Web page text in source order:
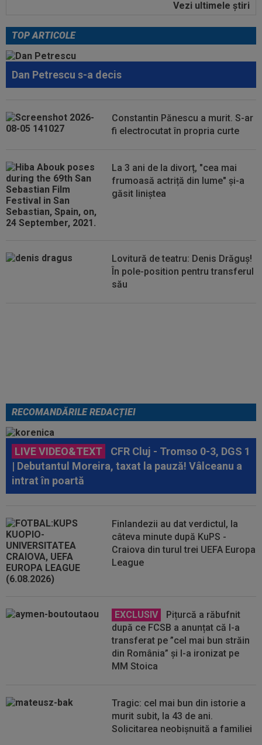
Filipe Coelho a tras concluziile, după KuPS -
20:29 LIVE VIDEO&TEXT
CFR Cluj - Tromso 0-3,
DGS 1 | Debutantul Moreira, taxat la pauză! Vâlceanu
20:24
OFICIAL
PSG a plătit 50.000.000€ și a
20:23 Finlandezii au dat verdictul, la câteva minute
după KuPS - Craiova din turul...
anunțul: ”E principalul nostru...
Vezi ultimele ştiri
TOP ARTICOLE
Dan Petrescu s-a decis
Constantin Pănescu a murit. S-ar
fi electrocutat în propria curte
La 3 ani de la divorț, "cea mai
frumoasă actriță din lume" și-a
găsit liniștea
Lovitură de teatru: Denis Drăguș!
În pole-position pentru transferul
său
RECOMANDĂRILE REDACȚIEI
LIVE VIDEO&TEXT
CFR Cluj - Tromso 0-3, DGS 1
| Debutantul Moreira, taxat la pauză! Vâlceanu a
intrat în poartă
Finlandezii au dat verdictul, la
câteva minute după KuPS -
Craiova din turul trei UEFA Europa
League
EXCLUSIV
Pițurcă a răbufnit
după ce FCSB a anunțat că l-a
transferat pe ”cel mai bun străin
din România” și l-a ironizat pe
MM Stoica
Tragic: cel mai bun din istorie a
murit subit, la 43 de ani.
Solicitarea neobișnuită a familiei